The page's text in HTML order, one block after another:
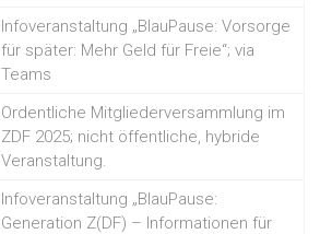
Infoveranstaltung „BlauPause: Vorsorge
für später: Mehr Geld für Freie“; via
Teams
Ordentliche Mitgliederversammlung im
ZDF 2025; nicht öffentliche, hybride
Veranstaltung.
Infoveranstaltung „BlauPause:
Generation Z(DF) – Informationen für